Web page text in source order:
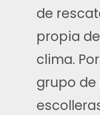
de
propia
clima.
grupo